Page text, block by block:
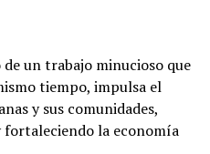
un trabajo minucioso que
tiempo, impulsa el
y sus comunidades,
la economía